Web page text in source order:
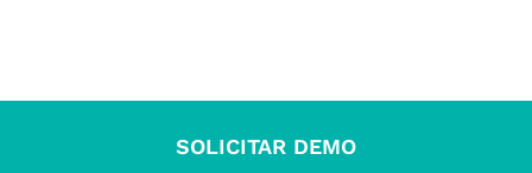
SOLICITAR DEMO